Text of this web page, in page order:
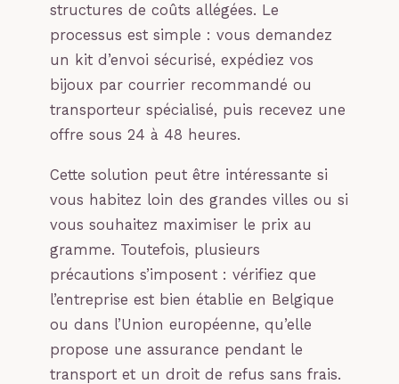
structures de coûts allégées. Le
processus est simple : vous demandez
un kit d’envoi sécurisé, expédiez vos
bijoux par courrier recommandé ou
transporteur spécialisé, puis recevez une
offre sous 24 à 48 heures.
Cette solution peut être intéressante si
vous habitez loin des grandes villes ou si
vous souhaitez maximiser le prix au
gramme. Toutefois, plusieurs
précautions s’imposent : vérifiez que
l’entreprise est bien établie en Belgique
ou dans l’Union européenne, qu’elle
propose une assurance pendant le
transport et un droit de refus sans frais.